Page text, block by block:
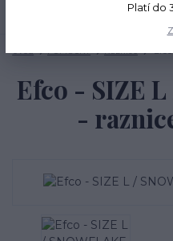
Efco - SIZE
-
Platí do